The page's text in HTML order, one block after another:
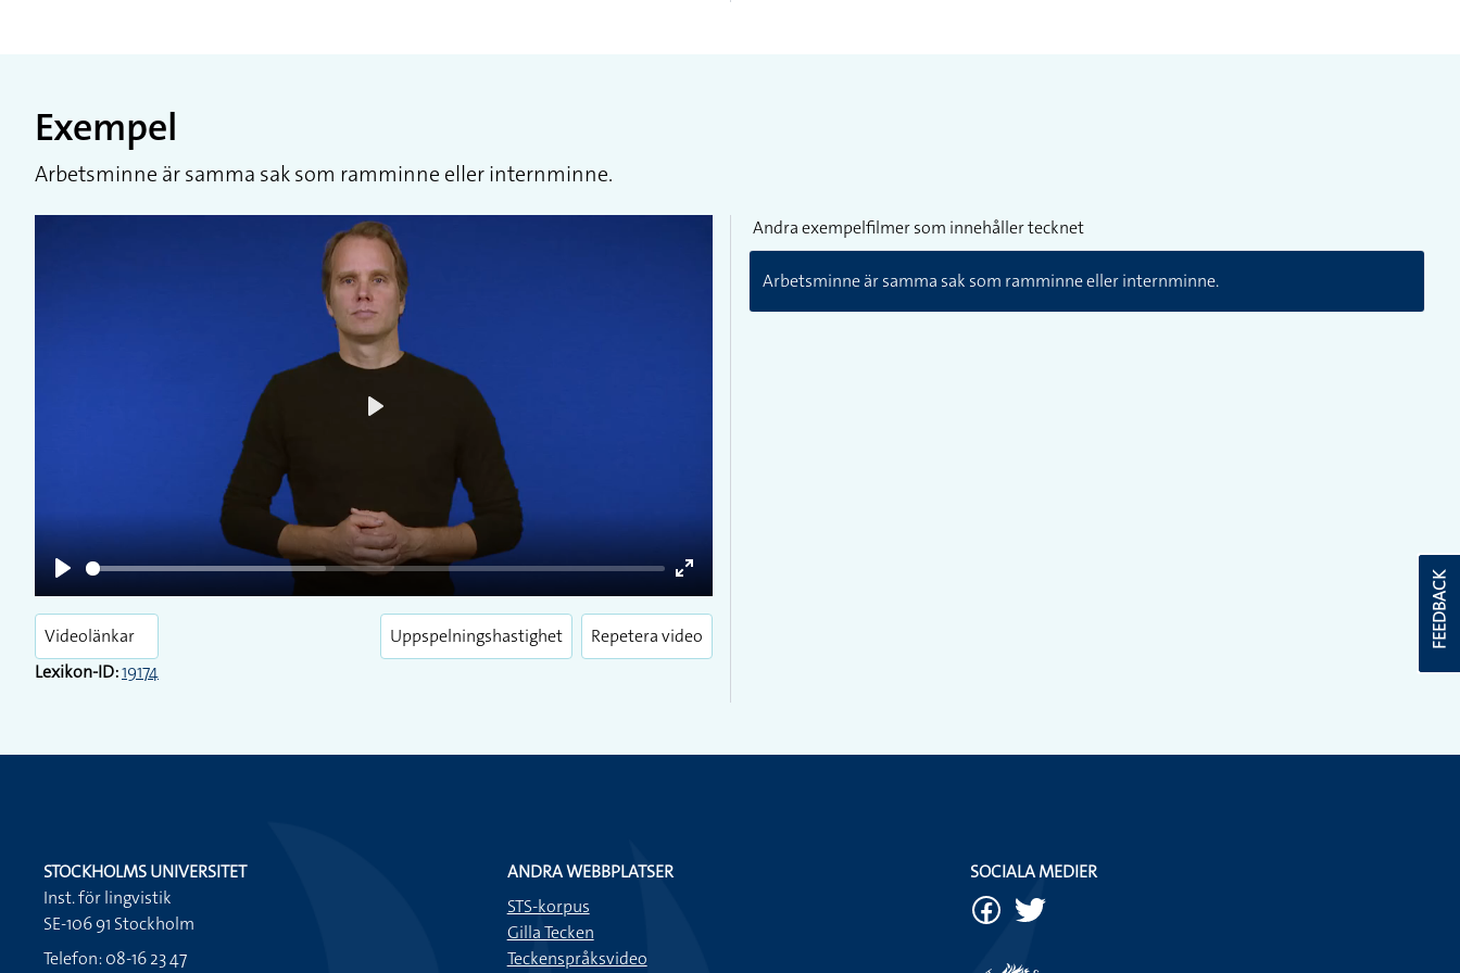
Exempel
Arbetsminne är samma sak som ramminne eller internminne.
Play
Enter
fullscreen
Videolänkar
Lexikon-ID:19174
Uppspelningshastighet Repetera video
Andra exempelfilmer som innehåller tecknet
Arbetsminne är samma sak som ramminne eller internminne.
FEEDBACK
STOCKHOLMS UNIVERSITET
Inst. för lingvistik
SE-106 91 Stockholm
Telefon: 08-16 23 47
ANDRA WEBBPLATSER
STS-korpus
Gilla Tecken
Teckenspråksvideo
SOCIALA MEDIER